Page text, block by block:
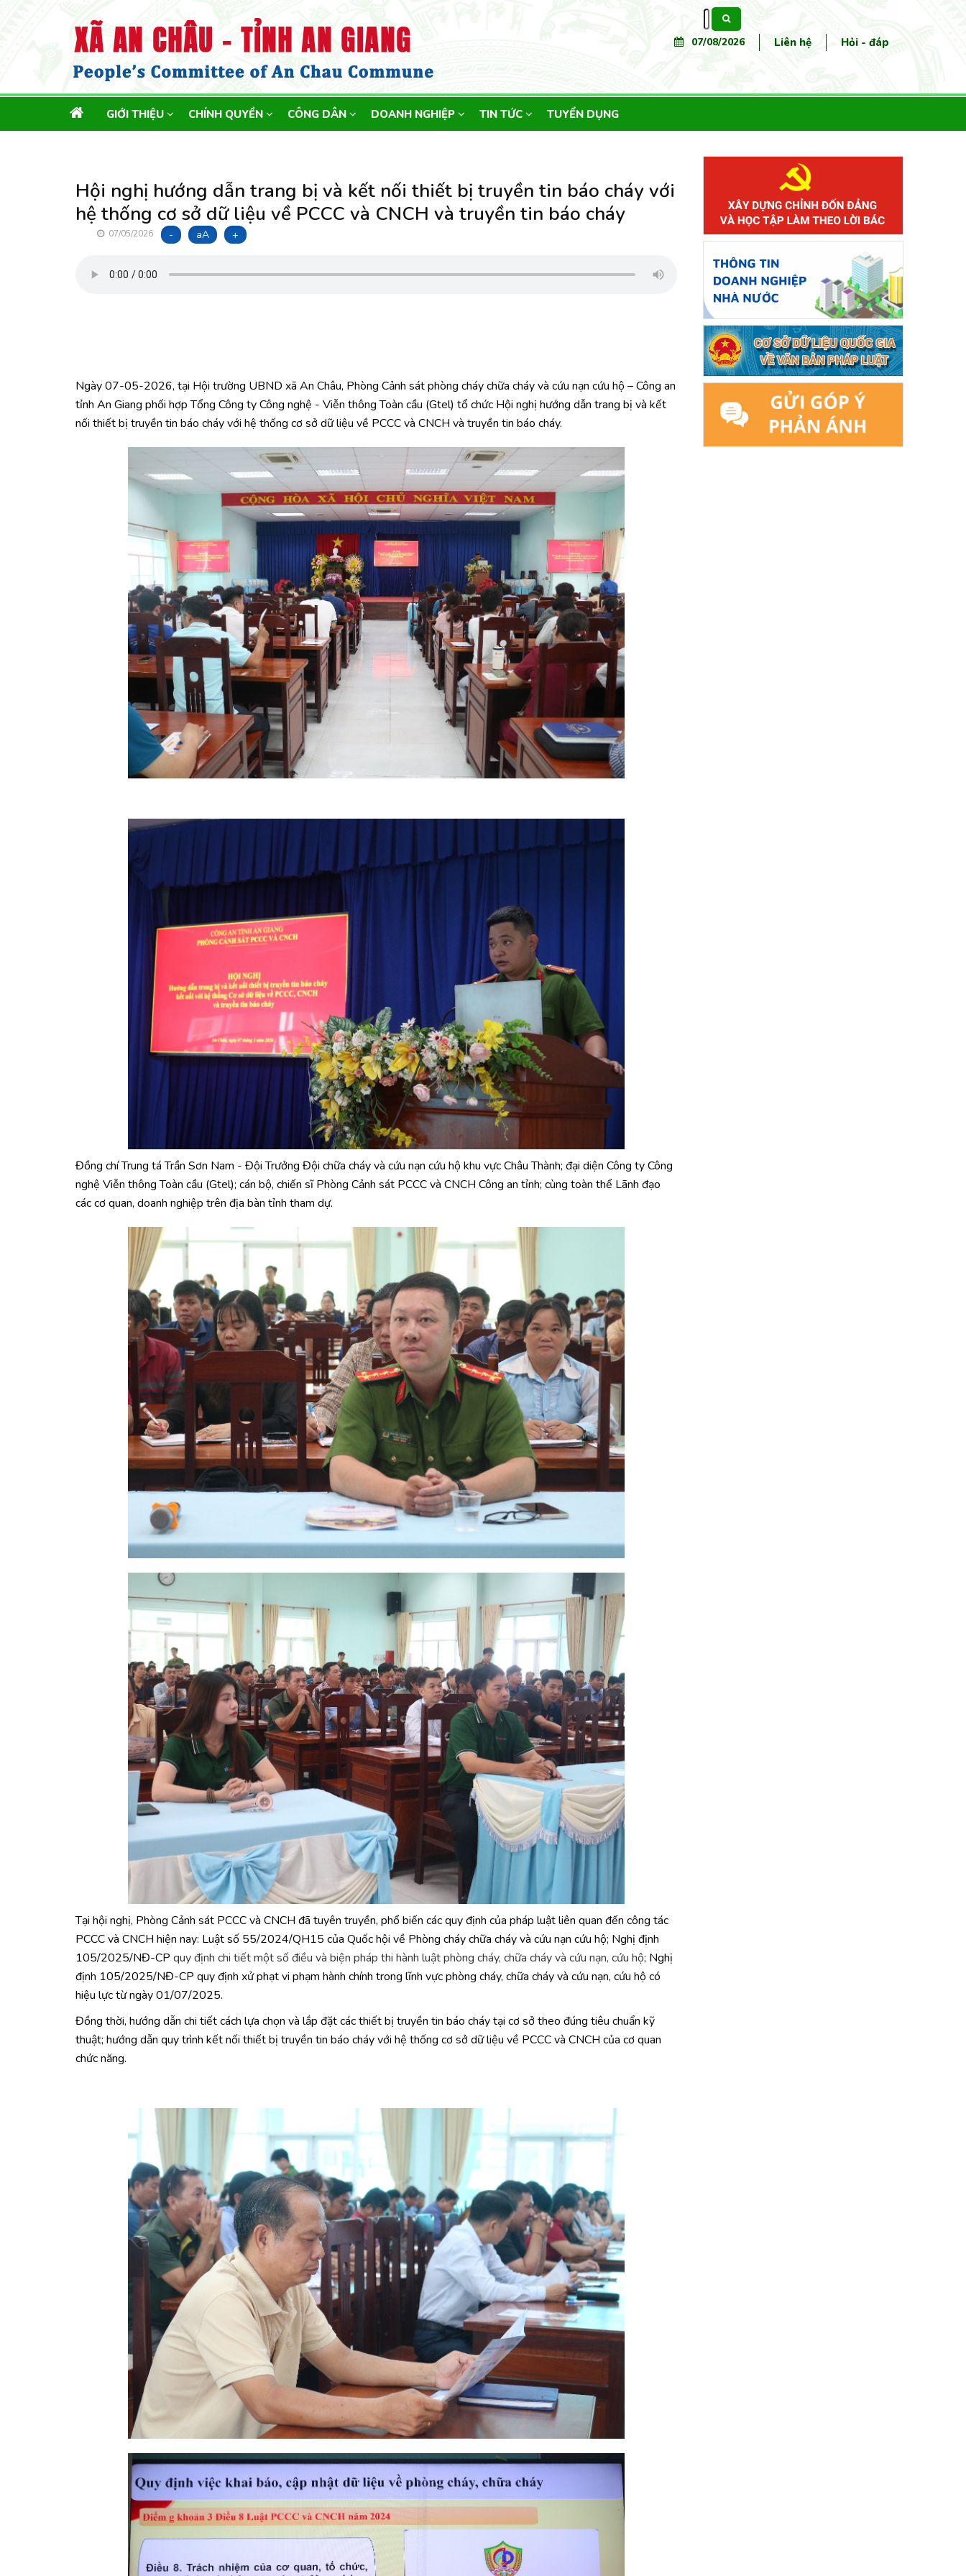
07/08/2026 Liên hệ Hỏi - đáp
kiếm
MAIN
NAVIGATIONGIỚI THIỆU CHÍNH QUYỀN CÔNG DÂN DOANH NGHIỆP TIN TỨC TUYỂN DỤNG
Hội nghị hướng dẫn trang bị và kết nối thiết bị truyền tin báo cháy với
hệ thống cơ sở dữ liệu về PCCC và CNCH và truyền tin báo cháy
07/05/2026 - aA +
Ngày 07-05-2026, tại Hội trường UBND xã An Châu, Phòng Cảnh sát phòng cháy chữa cháy và cứu nạn cứu hộ – Công an
tỉnh An Giang phối hợp Tổng Công ty Công nghệ - Viễn thông Toàn cầu (Gtel) tổ chức Hội nghị hướng dẫn trang bị và kết
nối thiết bị truyền tin báo cháy với hệ thống cơ sở dữ liệu về PCCC và CNCH và truyền tin báo cháy.
Đồng chí Trung tá Trần Sơn Nam - Đội Trưởng Đội chữa cháy và cứu nạn cứu hộ khu vực Châu Thành; đại diện Công ty Công
nghệ Viễn thông Toàn cầu (Gtel); cán bộ, chiến sĩ Phòng Cảnh sát PCCC và CNCH Công an tỉnh; cùng toàn thể Lãnh đạo
các cơ quan, doanh nghiệp trên địa bàn tỉnh tham dự.
Tại hội nghị, Phòng Cảnh sát PCCC và CNCH đã tuyên truyền, phổ biến các quy định của pháp luật liên quan đến công tác
PCCC và CNCH hiện nay: Luật số 55/2024/QH15 của Quốc hội về Phòng cháy chữa cháy và cứu nạn cứu hộ; Nghị định
105/2025/NĐ-CP quy định chi tiết một số điều và biện pháp thi hành luật phòng cháy, chữa cháy và cứu nạn, cứu hộ; Nghị
định 105/2025/NĐ-CP quy định xử phạt vi phạm hành chính trong lĩnh vực phòng cháy, chữa cháy và cứu nạn, cứu hộ có
hiệu lực từ ngày 01/07/2025.
Đồng thời, hướng dẫn chi tiết cách lựa chọn và lắp đặt các thiết bị truyền tin báo cháy tại cơ sở theo đúng tiêu chuẩn kỹ
thuật; hướng dẫn quy trình kết nối thiết bị truyền tin báo cháy với hệ thống cơ sở dữ liệu về PCCC và CNCH của cơ quan
chức năng.